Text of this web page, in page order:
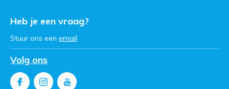
Heb je een vraag?
Stuur ons een email
Volg ons